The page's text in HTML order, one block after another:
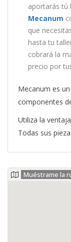
aportarás tú
Mecanum
que
hasta tu
cobrará la
precio por
Mecanum es
componentes
Utiliza la
Todas sus
Muéstrame la